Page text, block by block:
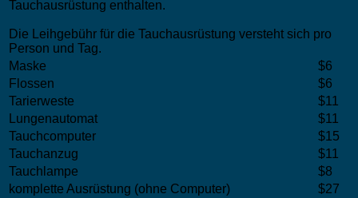
Tauchausrüstung enthalten.
Die Leihgebühr für die Tauchausrüstung versteht sich pro
Person und Tag.
Maske
$6
Flossen
$6
Tarierweste
$11
Lungenautomat
$11
Tauchcomputer
$15
Tauchanzug
$11
Tauchlampe
$8
komplette Ausrüstung (ohne Computer)
$27